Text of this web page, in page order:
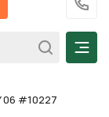
+7
06 #10227